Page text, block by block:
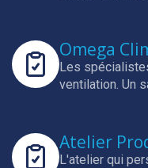
Omega
Les
ventilation. Un
Atelier
L'atelier qui